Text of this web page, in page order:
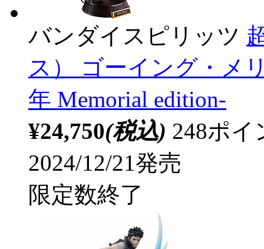
バンダイスピリッツ
ス） ゴーイング・メ
年 Memorial edition-
¥24,750(税込) 248ポ
2024/12/21発売
限定数終了